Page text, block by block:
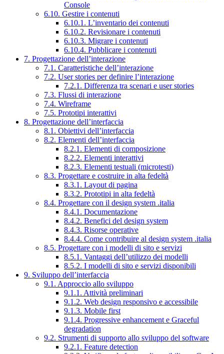
Console
6.10. Gestire i contenuti
6.10.1. L’inventario dei contenuti
6.10.2. Revisionare i contenuti
6.10.3. Migrare i contenuti
6.10.4. Pubblicare i contenuti
7. Progettazione dell’interazione
7.1. Caratteristiche dell’interazione
7.2. User stories per definire l’interazione
7.2.1. Differenza tra scenari e user stories
7.3. Flussi di interazione
7.4. Wireframe
7.5. Prototipi interattivi
8. Progettazione dell’interfaccia
8.1. Obiettivi dell’interfaccia
8.2. Elementi dell’interfaccia
8.2.1. Elementi di composizione
8.2.2. Elementi interattivi
8.2.3. Elementi testuali (microtesti)
8.3. Progettare e costruire in alta fedeltà
8.3.1. Layout di pagina
8.3.2. Prototipi in alta fedeltà
8.4. Progettare con il design system .italia
8.4.1. Documentazione
8.4.2. Benefici del design system
8.4.3. Risorse operative
8.4.4. Come contribuire al design system .italia
8.5. Progettare con i modelli di sito e servizi
8.5.1. Vantaggi dell’utilizzo dei modelli
8.5.2. I modelli di sito e servizi disponibili
9. Sviluppo dell’interfaccia
9.1. Approccio allo sviluppo
9.1.1. Attività preliminari
9.1.2. Web design responsivo e accessibile
9.1.3. Mobile first
9.1.4. Progressive enhancement e Graceful
degradation
9.2. Strumenti di supporto allo sviluppo del software
9.2.1. Feature detection